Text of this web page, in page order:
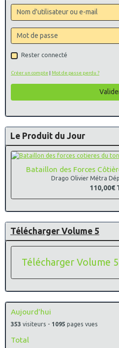
Rester connecté
Créer un compte | Mot de passe perdu ?
Le Produit du Jour
Bataillon des Forces
Drago Olivier Métra
110,00€
Télécharger Volume 5
Télécharger Volume 5
Aujourd'hui
353 visiteurs - 1095 pages vues
Total